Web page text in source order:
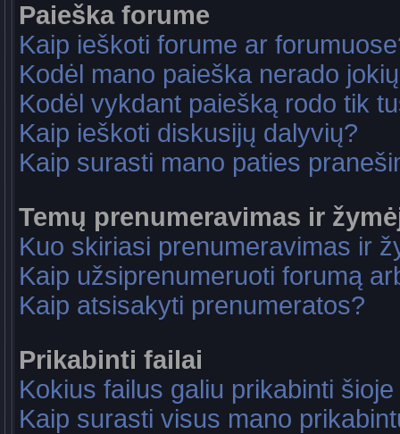
Paieška forume
Kaip ieškoti forume ar
Kodėl mano paieška nerado
Kodėl vykdant paiešką rodo tik
Kaip ieškoti diskusijų dalyvių?
Kaip surasti mano paties
Temų prenumeravimas ir
Kuo skiriasi prenumeravimas ir
Kaip užsiprenumeruoti forumą
Kaip atsisakyti prenumeratos?
Prikabinti failai
Kokius failus galiu prikabinti
Kaip surasti visus mano